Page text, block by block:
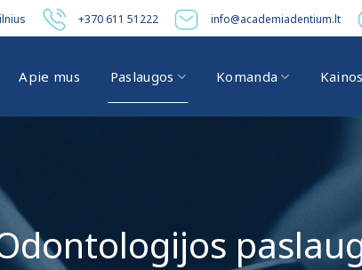
+370 611 51222 info@academiadentium.lt
Apie mus Paslaugos Komanda Kainos